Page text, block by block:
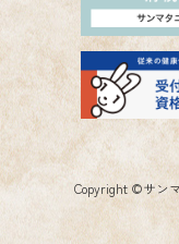
Copyright ©サン